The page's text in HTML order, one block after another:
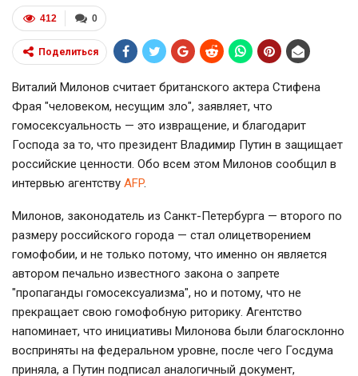
0
412
Поделиться
Виталий Милонов считает британского актера Стифена
Фрая "человеком, несущим зло", заявляет, что
гомосексуальность — это извращение, и благодарит
Господа за то, что президент Владимир Путин в защищает
российские ценности. Обо всем этом Милонов сообщил в
интервью агентству AFP.
Милонов, законодатель из Санкт-Петербурга — второго по
размеру российского города — стал олицетворением
гомофобии, и не только потому, что именно он является
автором печально известного закона о запрете
"пропаганды гомосексуализма", но и потому, что не
прекращает свою гомофобную риторику. Агентство
напоминает, что инициативы Милонова были благосклонно
восприняты на федеральном уровне, после чего Госдума
приняла, а Путин подписал аналогичный документ,